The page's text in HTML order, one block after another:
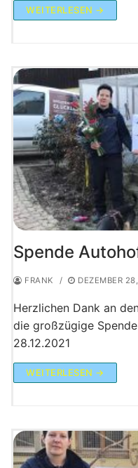
WEITERLESEN →
Spende
FRANK / DEZEMBER
Herzlichen Dank an
die großzügige
28.12.2021
WEITERLESEN →